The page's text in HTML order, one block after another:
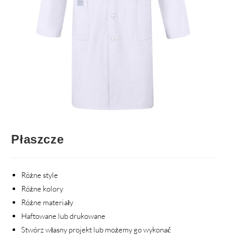
Płaszcze
Różne style
Różne kolory
Różne materiały
Haftowane lub drukowane
Stwórz własny projekt lub możemy go wykonać